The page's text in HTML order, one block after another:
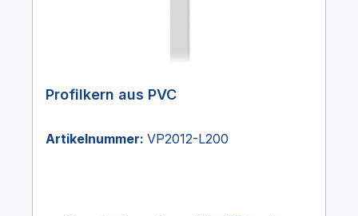
Profilkern aus PVC
Artikelnummer: VP2012-L200